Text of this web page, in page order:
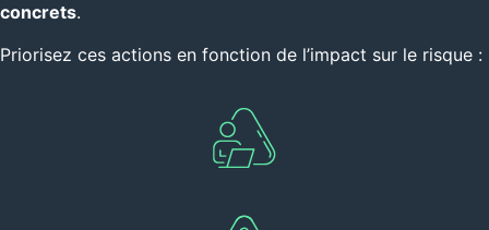
concrets.
Priorisez ces actions en fonction de l’impact sur le risque :